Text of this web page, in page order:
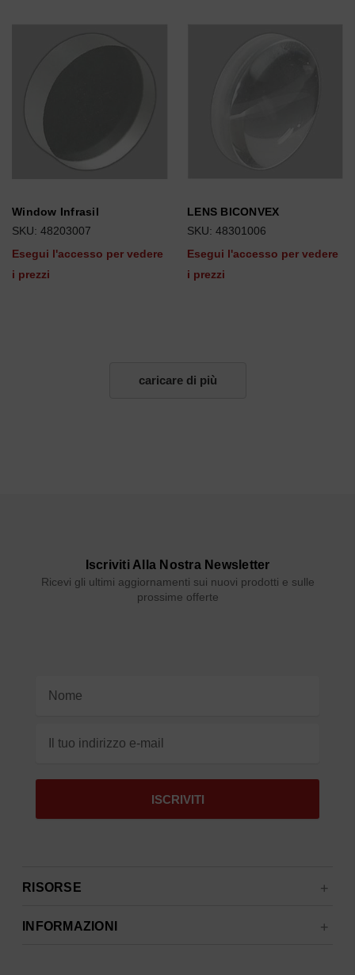
Window Infrasil
SKU: 48203007
Esegui l'accesso per vedere
i prezzi
LENS BICONVEX
SKU: 48301006
Esegui l'accesso per vedere
i prezzi
caricare di più
Iscriviti Alla Nostra Newsletter
Ricevi gli ultimi aggiornamenti sui nuovi prodotti e sulle
prossime offerte
RISORSE
INFORMAZIONI